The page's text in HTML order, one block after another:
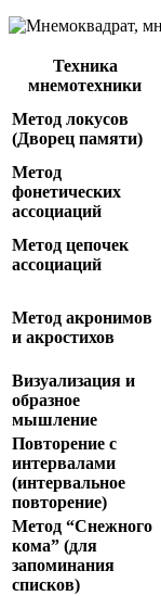
Техника
мнемотехники
Метод локусов
(Дворец памяти)
Метод
фонетических
ассоциаций
Метод цепочек
ассоциаций
Метод акронимов
и акростихов
Визуализация и
образное
мышление
Повторение с
интервалами
(интервальное
повторение)
Метод “Снежного
кома” (для
запоминания
списков)